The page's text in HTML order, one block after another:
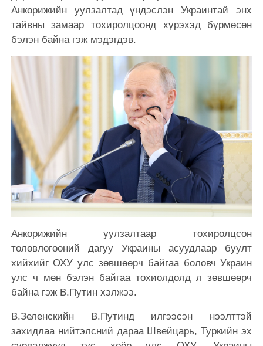
Анкорижийн уулзалтад үндэслэн Украинтай энх
тайвны замаар тохиролцоонд хүрэхэд бүрмөсөн
бэлэн байна гэж мэдэгдэв.
Анкорижийн уулзалтаар тохиролцсон
төлөвлөгөөний дагуу Украины асуудлаар буулт
хийхийг ОХУ улс зөвшөөрч байгаа боловч Украин
улс ч мөн бэлэн байгаа тохиолдолд л зөвшөөрч
байна гэж В.Путин хэлжээ.
В.Зеленскийн В.Путинд илгээсэн нээлттэй
захидлаа нийтэлсний дараа Швейцарь, Туркийн эх